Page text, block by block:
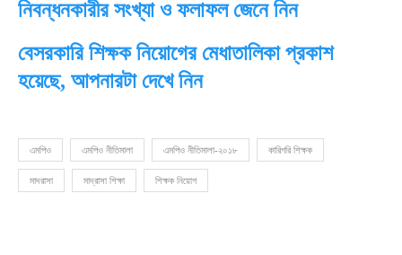
নিবন্ধনকারীর সংখ্যা ও ফলাফল জেনে নিন
বেসরকারি শিক্ষক নিয়োগের মেধাতালিকা প্রকাশ
হয়েছে, আপনারটা দেখে নিন
এমপিও এমপিও নীতিমালা এমপিও নীতিমালা-২০১৮ কারিগরি শিক্ষক
মাদরাসা মাদ্রাসা শিক্ষা শিক্ষক নিয়োগ